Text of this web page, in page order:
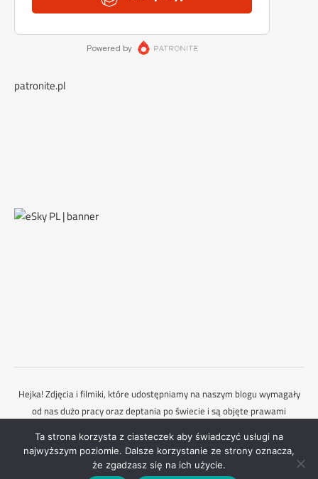
patronite.pl
Hejka! Zdjęcia i filmiki, które udostępniamy na naszym blogu wymagały
od nas dużo pracy oraz deptania po świecie i są objęte prawami
autorskimi. Dlatego każdorazowo powinieneś zapytać nas o zgodę,
gdybyś chciał je wykorzystać. Mamy nadzieję, że to rozumiesz :)
Kontakt
Ashe Motyw przezWP Royal .
Ta strona korzysta z ciasteczek aby świadczyć usługi na
najwyższym poziomie. Dalsze korzystanie ze strony oznacza,
że zgadzasz się na ich użycie.